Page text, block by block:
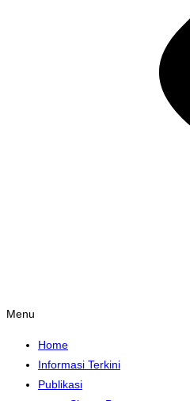
Menu
Home
Informasi Terkini
Publikasi